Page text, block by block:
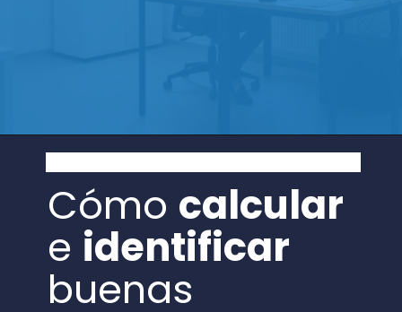
Cómo calcular
e identificar
buenas